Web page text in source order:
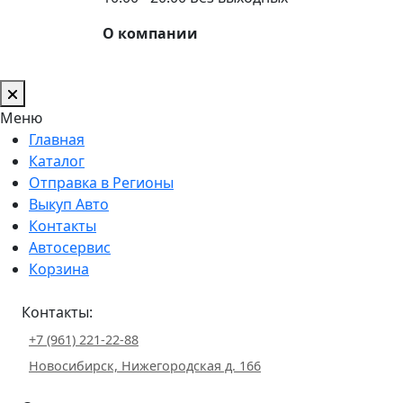
О компании
Меню
Главная
Каталог
Отправка в Регионы
Выкуп Авто
Контакты
Автосервис
Корзина
Контакты:
+7 (961) 221-22-88
Новосибирск, Нижегородская д. 166